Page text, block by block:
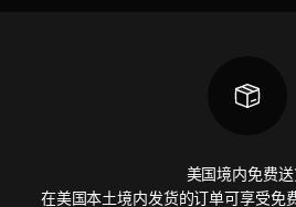
美国境内免费
在美国本土境内发货的订单可享受免